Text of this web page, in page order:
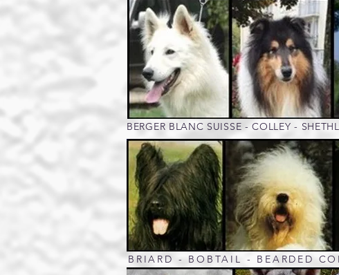
BERGER BLANC SUISSE - COLLEY -
BRIARD - BOBTAIL - BEARDED